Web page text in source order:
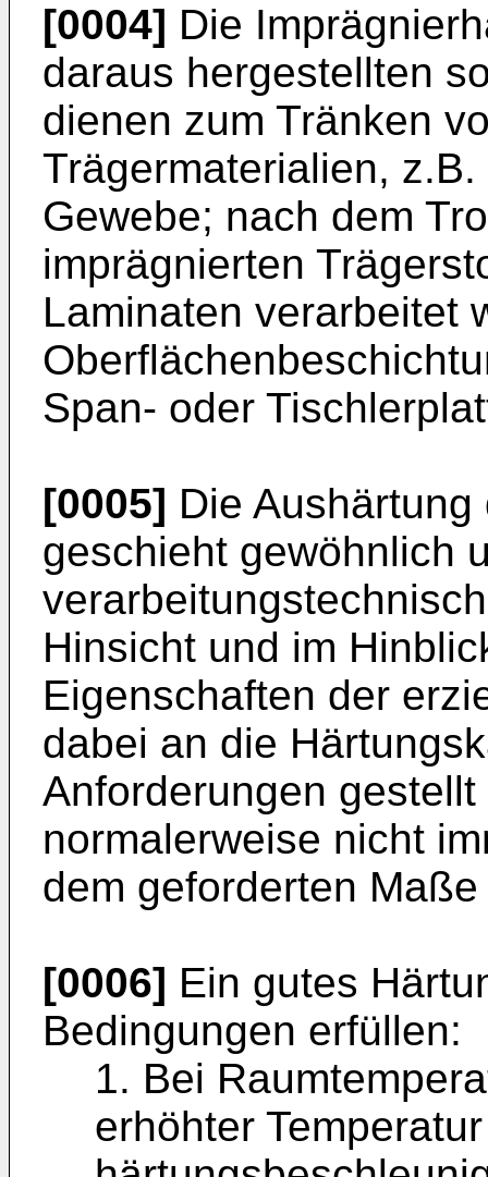
[0004] Die
daraus hergestellten
dienen zum Tränken
Trägermaterialien,
Gewebe; nach dem
imprägnierten
Laminaten verarbeitet
Span- oder
[0005] Die
geschieht gewöhnlich
Hinsicht und im
Eigenschaften der
dabei an die
Anforderungen
normalerweise nicht
dem geforderten
[0006] Ein gutes
Bedingungen erfüllen:
1. Bei
erhöhter